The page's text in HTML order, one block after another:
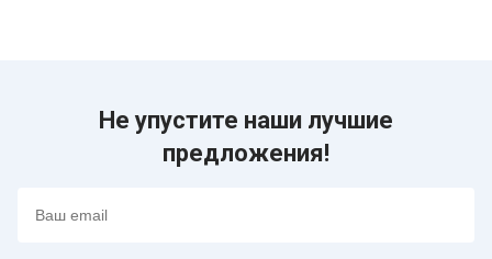
Не упустите наши лучшие
предложения!